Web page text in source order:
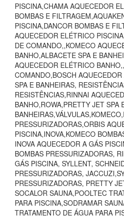
PISCINA,CHAMA AQUECEDOR
BOMBAS E
PISCINA,DANCOR BOMBAS E
AQUECEDOR ELÉTRICO
DE COMANDO,,KOMECO
BANHO,ALBACETE SPA E
AQUECEDOR ELÉTRICO
COMANDO,BOSCH
SPA E BANHEIRAS,
RESISTÊNCIAS,RINNAI
BANHO,ROWA,PRETTY JET SPA
PRESSURIZADORAS,ORBIS
PISCINA,INOVA,KOMECO
INOVA AQUECEDOR A GÁS
BOMBAS PRESSURIZADORAS,
GÁS PISCINA, SYLLENT,
PRESSURIZADORAS,
PRESSURIZADORAS, PRETTY
SOCALOR SAUNA,POOLTEC
PARA PISCINA,SODRAMAR
TRATAMENTO DE ÁGUA PARA